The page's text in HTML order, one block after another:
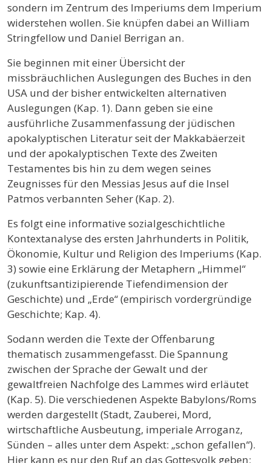
sondern im Zentrum des Imperiums dem Imperium
widerstehen wollen. Sie knüpfen dabei an William
Stringfellow und Daniel Berrigan an.
Sie beginnen mit einer Übersicht der
missbräuchlichen Auslegungen des Buches in den
USA und der bisher entwickelten alternativen
Auslegungen (Kap. 1). Dann geben sie eine
ausführliche Zusammenfassung der jüdischen
apokalyptischen Literatur seit der Makkabäerzeit
und der apokalyptischen Texte des Zweiten
Testamentes bis hin zu dem wegen seines
Zeugnisses für den Messias Jesus auf die Insel
Patmos verbannten Seher (Kap. 2).
Es folgt eine informative sozialgeschichtliche
Kontextanalyse des ersten Jahrhunderts in Politik,
Ökonomie, Kultur und Religion des Imperiums (Kap.
3) sowie eine Erklärung der Metaphern „Himmel“
(zukunftsantizipierende Tiefendimension der
Geschichte) und „Erde“ (empirisch vordergründige
Geschichte; Kap. 4).
Sodann werden die Texte der Offenbarung
thematisch zusammengefasst. Die Spannung
zwischen der Sprache der Gewalt und der
gewaltfreien Nachfolge des Lammes wird erläutet
(Kap. 5). Die verschiedenen Aspekte Babylons/Roms
werden dargestellt (Stadt, Zauberei, Mord,
wirtschaftliche Ausbeutung, imperiale Arroganz,
Sünden – alles unter dem Aspekt: „schon gefallen“).
Hier kann es nur den Ruf an das Gottesvolk geben: